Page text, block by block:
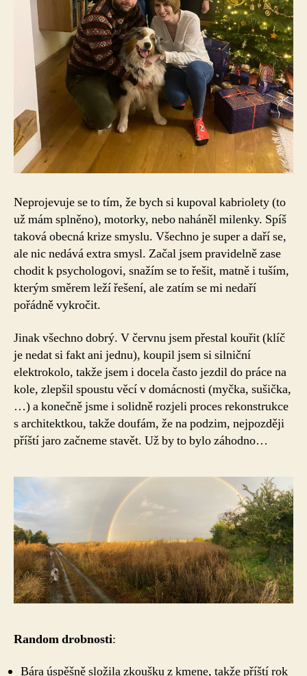
Neprojevuje se to tím, že bych si kupoval kabriolety (to
už mám splněno), motorky, nebo naháněl milenky. Spíš
taková obecná krize smyslu. Všechno je super a daří se,
ale nic nedává extra smysl. Začal jsem pravidelně zase
chodit k psychologovi, snažím se to řešit, matně i tuším,
kterým směrem leží řešení, ale zatím se mi nedaří
pořádně vykročit.
Jinak všechno dobrý. V červnu jsem přestal kouřit (klíč
je nedat si fakt ani jednu), koupil jsem si silniční
elektrokolo, takže jsem i docela často jezdil do práce na
kole, zlepšil spoustu věcí v domácnosti (myčka, sušička,
…) a konečně jsme i solidně rozjeli proces rekonstrukce
s architektkou, takže doufám, že na podzim, nejpozději
příští jaro začneme stavět. Už by to bylo záhodno…
Random drobnosti:
Bára úspěšně složila zkoušku z kmene, takže příští rok